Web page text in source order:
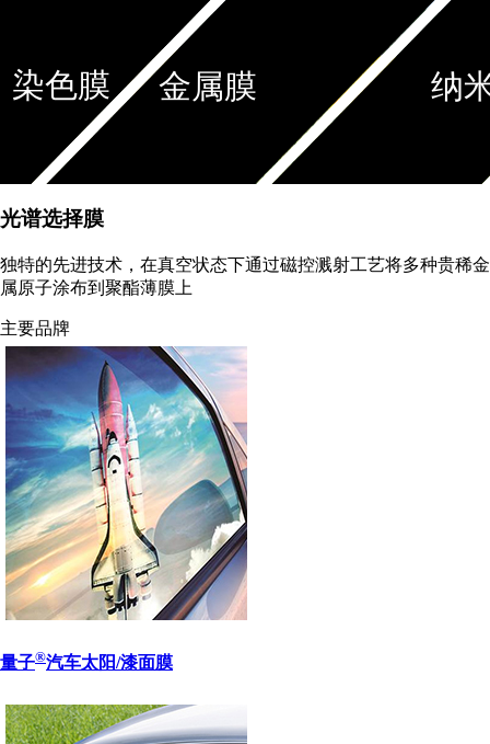
染色膜 金属膜 纳
光谱选择膜
独特的先进技术，在真空状态下通过磁控溅射工艺将多种贵稀金
属原子涂布到聚酯薄膜上
主要品牌
量子®汽车太阳/漆面膜